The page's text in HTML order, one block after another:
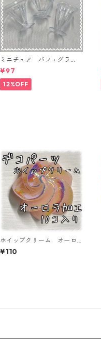
ミニチュア パフェグラ
ス 3個入り【MNT-GLS-3P
-03】
¥97
12%OFF
ホイップクリーム オーロ
ラピンク 10個入り デコ
パーツ 貼り付けパーツ【D
¥110